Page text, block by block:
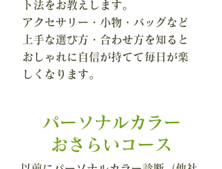
ト法をお教えします。
アクセサリー・小物・バッグなど
上手な選び方・合わせ方を知ると
おしゃれに自信が持てて毎日が楽
しくなります。
​パーソナルカラー
おさらいコース